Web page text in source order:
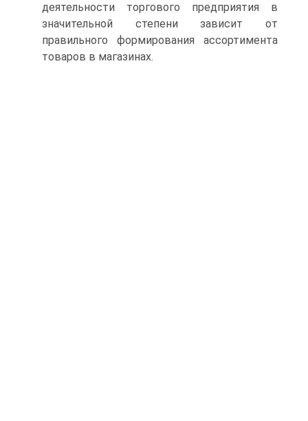
деятельности торгового предприятия в
значительной степени зависит от
правильного формирования ассортимента
товаров в магазинах.